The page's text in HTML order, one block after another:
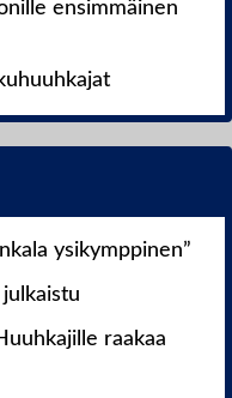
ensimmäinen
ysikymppinen”
raakaa